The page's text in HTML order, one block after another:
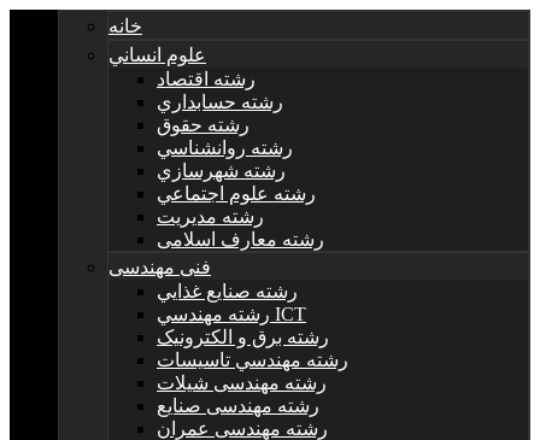
خانه
علوم انساني
رشته اقتصاد
رشته حسابداري
رشته حقوق
رشته روانشناسي
رشته شهرسازي
رشته علوم اجتماعي
رشته مديريت
رشته معارف اسلامی
فنی مهندسی
رشته صنايع غذايي
رشته مهندسي ICT
رشته برق و الکترونيک
رشته مهندسي تاسيسات
رشته مهندسی شیلات
رشته مهندسی صنایع
رشته مهندسی عمران